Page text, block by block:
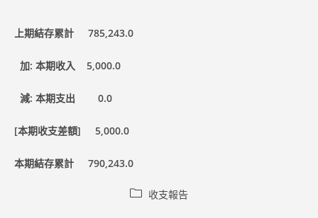
上期結存累計 785,243.0
加: 本期收入 5,000.0
減: 本期支出 0.0
[本期收支差額] 5,000.0
本期結存累計 790,243.0
Post 收支報告